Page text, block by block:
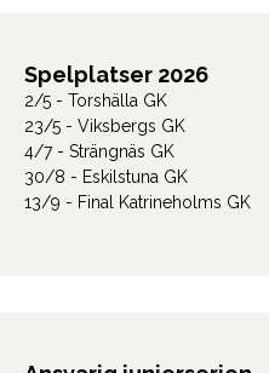
Spelplatser 2026
2/5 - Torshälla GK
23/5 - Viksbergs GK
4/7 - Strängnäs GK
30/8 - Eskilstuna GK
13/9 - Final Katrineholms GK